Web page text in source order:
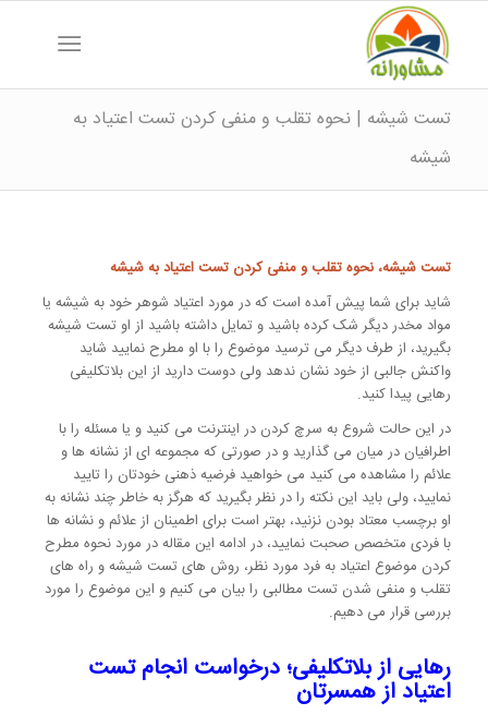
تست شیشه | نحوه تقلب و منفی کردن تست اعتیاد به
شیشه
تست شیشه، نحوه تقلب و منفی کردن تست اعتیاد به شیشه
شاید برای شما پیش آمده است که در مورد اعتیاد شوهر خود به شیشه یا
مواد مخدر دیگر شک کرده باشید و تمایل داشته باشید از او تست شیشه
بگیرید، از طرف دیگر می ترسید موضوع را با او مطرح نمایید شاید
واکنش جالبی از خود نشان ندهد ولی دوست دارید از این بلاتکلیفی
رهایی پیدا کنید.
در این حالت شروع به سرچ کردن در اینترنت می کنید و یا مسئله را با
اطرافیان در میان می گذارید و در صورتی که مجموعه ای از نشانه ها و
علائم را مشاهده می کنید می خواهید فرضیه ذهنی خودتان را تایید
نمایید، ولی باید این نکته را در نظر بگیرید که هرگز به خاطر چند نشانه به
او برچسب معتاد بودن نزنید، بهتر است برای اطمینان از علائم و نشانه ها
با فردی متخصص صحبت نمایید، در ادامه این مقاله در مورد نحوه مطرح
کردن موضوع اعتیاد به فرد مورد نظر، روش های تست شیشه و راه های
تقلب و منفی شدن تست مطالبی را بیان می کنیم و این موضوع را مورد
بررسی قرار می دهیم.
رهایی از بلاتکلیفی؛ درخواست انجام تست
اعتیاد از همسرتان